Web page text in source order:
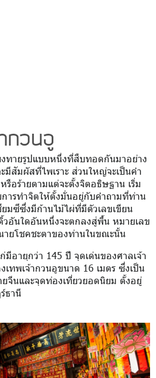
กวนอู
งทายรูปแบบหนึ่งที่สืบทอดกันมาอย่าง
มีสัมผัสที่ไพเราะ ส่วนใหญ่จะเป็นคำ
รือร้ายตามแต่จะตั้งจิตอธิษฐาน เริ่ม
การทำจิตให้ตั้งมั่นอยู่กับคำถามที่ท่าน
ยมซีซึ่งมีก้านไม้ไผ่ที่มีตัวเลขเขียน
วอันใดอันหนึ่งจะตกลงสู่พื้น หมายเลข
ายโชคชะตาของท่านในขณะนั้น
มีอายุกว่า 145 ปี จุดเด่นของศาลเจ้า
ทพเจ้ากวนอูขนาด 16 เมตร ซึ่งเป็น
จีนและจุดท่องเที่ยวยอดนิยม ตั้งอยู่
ธานี